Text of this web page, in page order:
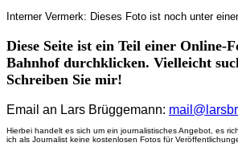
Interner Vermerk: Dieses Foto ist noch unter
Diese Seite ist ein Teil einer Online-
Bahnhof durchklicken. Vielleicht
Schreiben Sie mir!
Email an Lars Brüggemann:
Hierbei handelt es sich um ein journalistisches Angebot, es
ich als Journalist keine kostenlosen Fotos für